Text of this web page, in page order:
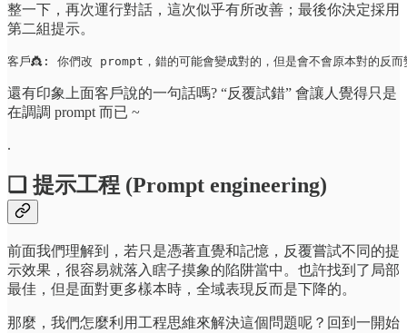
整一下，再次運行對話，這次似乎有所改善；最後你決定採用
第二組提示。
客戶👸: 你們改 prompt，錯的可能會變成對的，但是會不會原本對的反
還有印象上面客戶說的一句話嗎? “反覆試錯” 會讓人覺得只是
在調調 prompt 而已 ~
.
❏ 提示工程 (Prompt engineering)
前面我們理解到，若只是憑著直覺和記憶，反覆嘗試不同的提
示效果，很容易就落入瞎子摸象的陷阱當中。也許找到了局部
最佳，但是面對更多樣本時，全域表現反而是下降的。
那麼，我們怎麼利用工程思維來解決這個問題呢？回到一開始